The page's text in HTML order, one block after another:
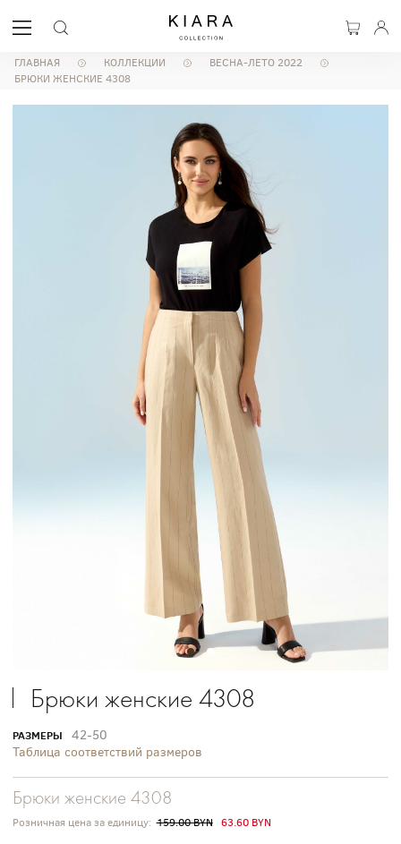
ГЛАВНАЯ КОЛЛЕКЦИИ
ВЕСНА-ЛЕТО 2022
БРЮКИ ЖЕНСКИЕ 4308
Брюки женские 4308
РАЗМЕРЫ
42-50
Таблица соответствий размеров
Брюки женские 4308
Розничная цена за единицу: 159.00 BYN 63.60 BYN